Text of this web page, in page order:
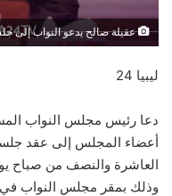
عقيلة صالح يدعو النواب إلى
ليبيا 24
دعا رئيس مجلس النواب
أعضاء المجلس إلى عقد
وذلك بمقر مجلس النواب